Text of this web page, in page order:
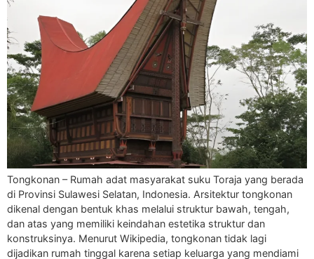
Tongkonan – Rumah adat masyarakat suku Toraja yang berada
di Provinsi Sulawesi Selatan, Indonesia. Arsitektur tongkonan
dikenal dengan bentuk khas melalui struktur bawah, tengah,
dan atas yang memiliki keindahan estetika struktur dan
konstruksinya. Menurut Wikipedia, tongkonan tidak lagi
dijadikan rumah tinggal karena setiap keluarga yang mendiami